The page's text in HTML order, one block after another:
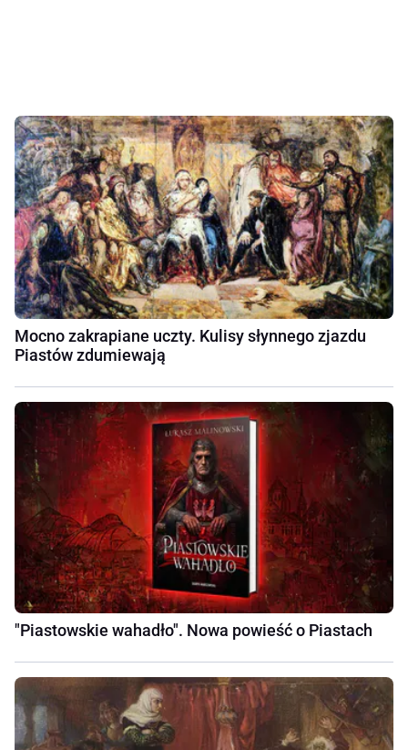
Mocno zakrapiane uczty. Kulisy słynnego zjazdu
Piastów zdumiewają
"Piastowskie wahadło". Nowa powieść o Piastach